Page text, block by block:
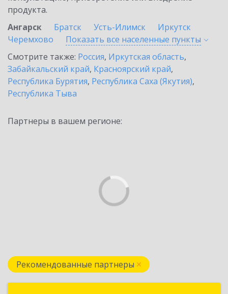
продукта.
Ангарск
Братск Усть-Илимск
Иркутск
Черемхово
Показать все населенные пункты
Смотрите также: Россия, Иркутская область,
Забайкальский край, Красноярский край,
Республика Бурятия, Республика Саха (Якутия),
Республика Тыва
Партнеры в вашем регионе:
Рекомендованные партнеры